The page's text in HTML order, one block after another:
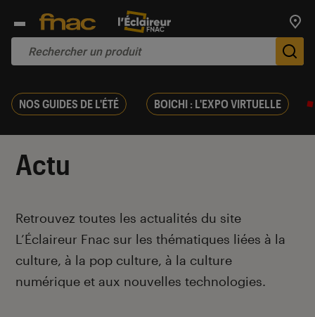
NOS GUIDES DE L'ÉTÉ BOICHI : L'EXPO VIRTUELLE
Actu
Introduction
Retrouvez toutes les actualités du site
L’Éclaireur Fnac sur les thématiques liées à la
culture, à la pop culture, à la culture
numérique et aux nouvelles technologies.